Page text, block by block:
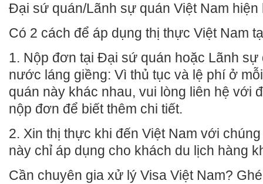
Đại sứ quán/Lãnh sự quán Việt Nam hiện
Có 2 cách để áp dụng thị thực Việt Nam
1. Nộp đơn tại Đại sứ quán hoặc Lãnh sự
nước láng giềng: Vì thủ tục và lệ phí ở
quán này khác nhau, vui lòng liên hệ với
nộp đơn để biết thêm chi tiết.
2. Xin thị thực khi đến Việt Nam với
này chỉ áp dụng cho khách du lịch hàng
Cần chuyên gia xử lý Visa Việt Nam?